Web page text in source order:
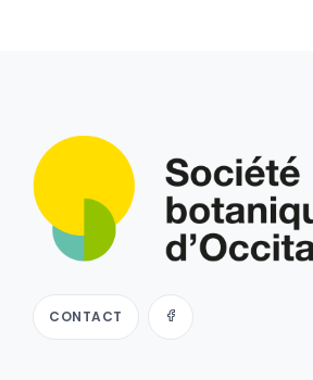
CONTACT